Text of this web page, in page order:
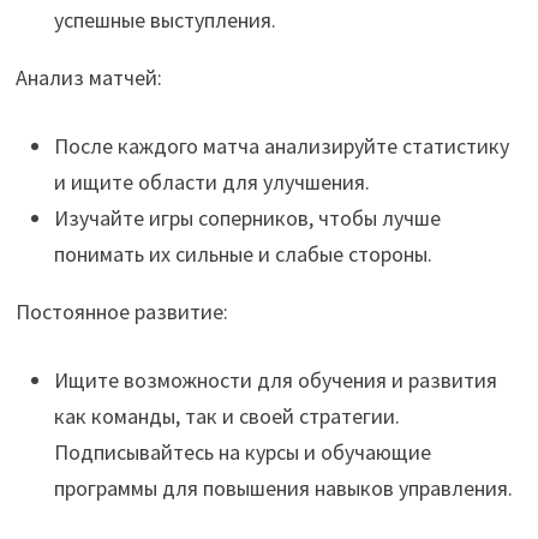
успешные выступления.
Анализ матчей:
После каждого матча анализируйте статистику
и ищите области для улучшения.
Изучайте игры соперников, чтобы лучше
понимать их сильные и слабые стороны.
Постоянное развитие:
Ищите возможности для обучения и развития
как команды, так и своей стратегии.
Подписывайтесь на курсы и обучающие
программы для повышения навыков управления.